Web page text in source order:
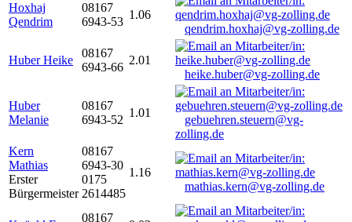
Hoxhaj
Qendrim
08167
6943-53
1.06
qendrim.hoxhaj@vg-zolling.de
Huber Heike
08167
6943-66
2.01
heike.huber@vg-zolling.de
Huber
Melanie
08167
6943-52
1.01
gebuehren.steuern@vg-
zolling.de
Kern
Mathias
Erster
Bürgermeister
08167
6943-30
0175
2614485
1.16
mathias.kern@vg-zolling.de
08167